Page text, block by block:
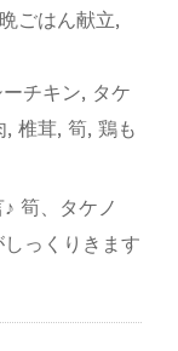
晩ごはん献立,
ーチキン, タケ
, 椎茸, 筍, 鶏も
筍、タケノ
っくりきます